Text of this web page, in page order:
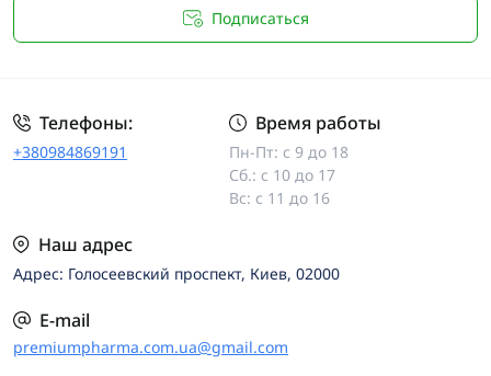
Подписаться
Телефоны:
+380984869191
Время работы
Пн-Пт: с 9 до 18
Сб.: с 10 до 17
Вс: с 11 до 16
Наш адрес
Адрес: Голосеевский проспект, Киев, 02000
E-mail
premiumpharma.com.ua@gmail.com